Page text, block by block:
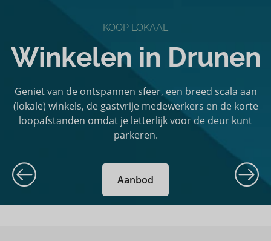
KOOP LOKAAL
Winkelen in Drunen
Geniet van de ontspannen sfeer, een breed scala aan
(lokale) winkels, de gastvrije medewerkers en de korte
loopafstanden omdat je letterlijk voor de deur kunt
parkeren.
Aanbod